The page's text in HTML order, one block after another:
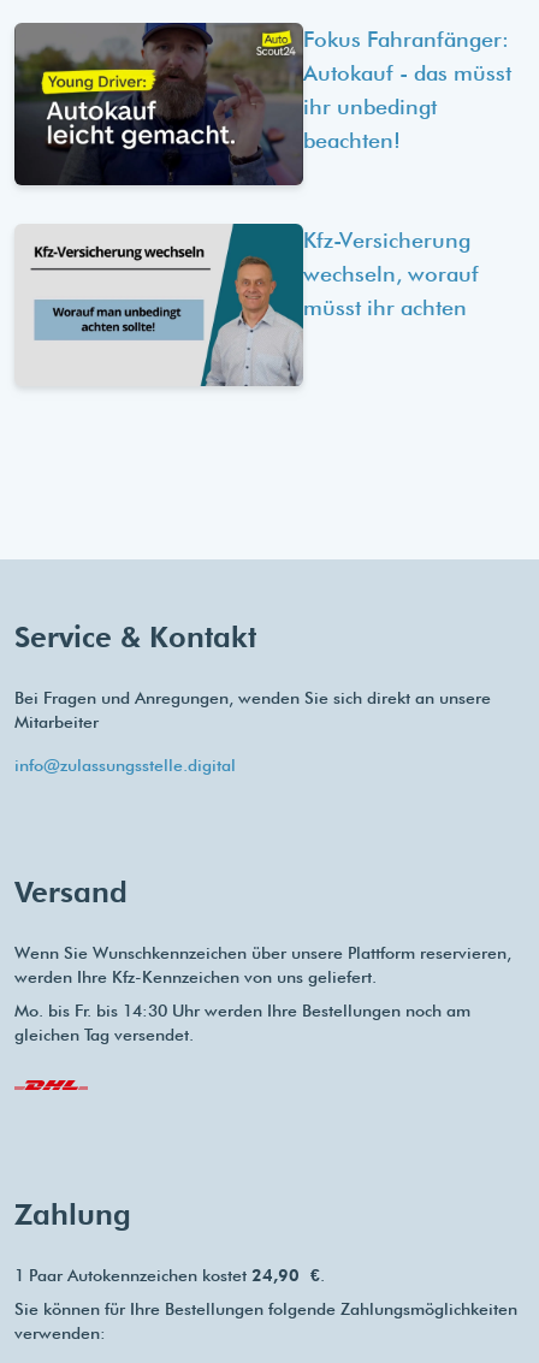
Fokus Fahranfänger:
Autokauf - das müsst
ihr unbedingt
beachten!
Kfz-Versicherung
wechseln, worauf
müsst ihr achten
Service & Kontakt
Bei Fragen und Anregungen, wenden Sie sich direkt an unsere
Mitarbeiter
info@zulassungsstelle.digital
Versand
Wenn Sie Wunschkennzeichen über unsere Plattform reservieren,
werden Ihre Kfz-Kennzeichen von uns geliefert.
Mo. bis Fr. bis 14:30 Uhr werden Ihre Bestellungen noch am
gleichen Tag versendet.
Zahlung
1 Paar Autokennzeichen kostet 24,90 €
Sie können für Ihre Bestellungen folgende Zahlungsmöglichkeiten
verwenden: